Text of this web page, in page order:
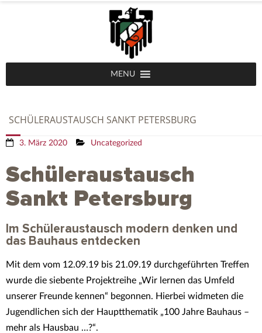
MENU
SCHÜLERAUSTAUSCH SANKT PETERSBURG
3. März 2020 Uncategorized
Schüleraustausch
Sankt Petersburg
Im Schüleraustausch modern denken und
das Bauhaus entdecken
Mit dem vom 12.09.19 bis 21.09.19 durchgeführten Treffen
wurde die siebente Projektreihe „Wir lernen das Umfeld
unserer Freunde kennen“ begonnen. Hierbei widmeten die
Jugendlichen sich der Hauptthematik „100 Jahre Bauhaus –
mehr als Hausbau …?“.